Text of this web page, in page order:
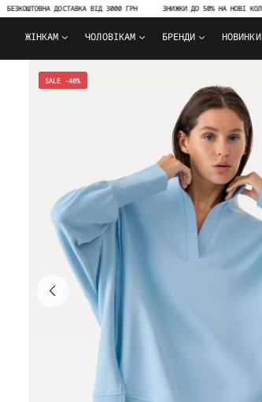
ДОСТАВКА ВІД 3000 ГРН ЗНИЖКИ ДО 50% НА НОВІ КОЛЕКЦІЇ
ЖІНКАМ ЧОЛОВІКАМ БРЕНДИ НОВИНКИ
SALE -40%